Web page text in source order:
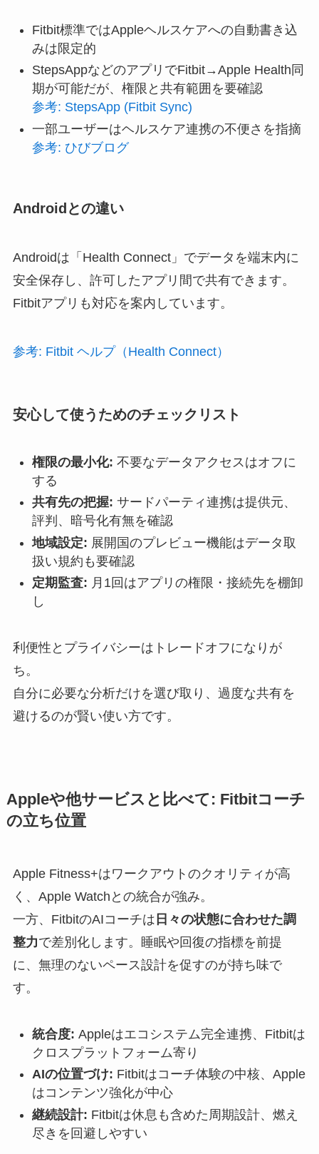
Fitbit標準ではAppleヘルスケアへの自動書き込
みは限定的
StepsAppなどのアプリでFitbit→Apple Health同
期が可能だが、権限と共有範囲を要確認
参考: StepsApp (Fitbit Sync)
一部ユーザーはヘルスケア連携の不便さを指摘
参考: ひびブログ
Androidとの違い
Androidは「Health Connect」でデータを端末内に
安全保存し、許可したアプリ間で共有できます。
Fitbitアプリも対応を案内しています。
参考: Fitbit ヘルプ（Health Connect）
安心して使うためのチェックリスト
権限の最小化: 不要なデータアクセスはオフに
する
共有先の把握: サードパーティ連携は提供元、
評判、暗号化有無を確認
地域設定: 展開国のプレビュー機能はデータ取
扱い規約も要確認
定期監査: 月1回はアプリの権限・接続先を棚卸
し
利便性とプライバシーはトレードオフになりが
ち。
自分に必要な分析だけを選び取り、過度な共有を
避けるのが賢い使い方です。
Appleや他サービスと比べて: Fitbitコーチ
の立ち位置
Apple Fitness+はワークアウトのクオリティが高
く、Apple Watchとの統合が強み。
一方、FitbitのAIコーチは 日々の状態に合わせた調
整力で差別化します。睡眠や回復の指標を前提
に、無理のないペース設計を促すのが持ち味で
す。
統合度: Appleはエコシステム完全連携、Fitbitは
クロスプラットフォーム寄り
AIの位置づけ: Fitbitはコーチ体験の中核、Apple
はコンテンツ強化が中心
継続設計: Fitbitは休息も含めた周期設計、燃え
尽きを回避しやすい